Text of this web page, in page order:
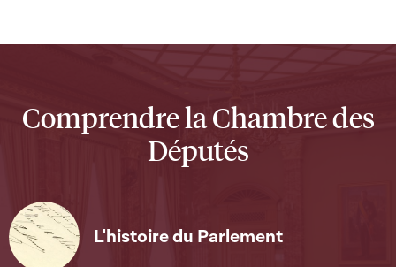
Comprendre la Chambre des
Députés
L'histoire du Parlement